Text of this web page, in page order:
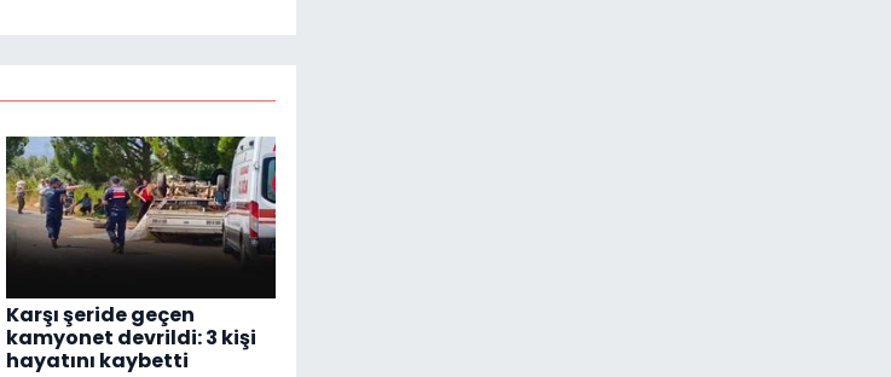
Karşı şeride geçen
kamyonet devrildi: 3 kişi
hayatını kaybetti